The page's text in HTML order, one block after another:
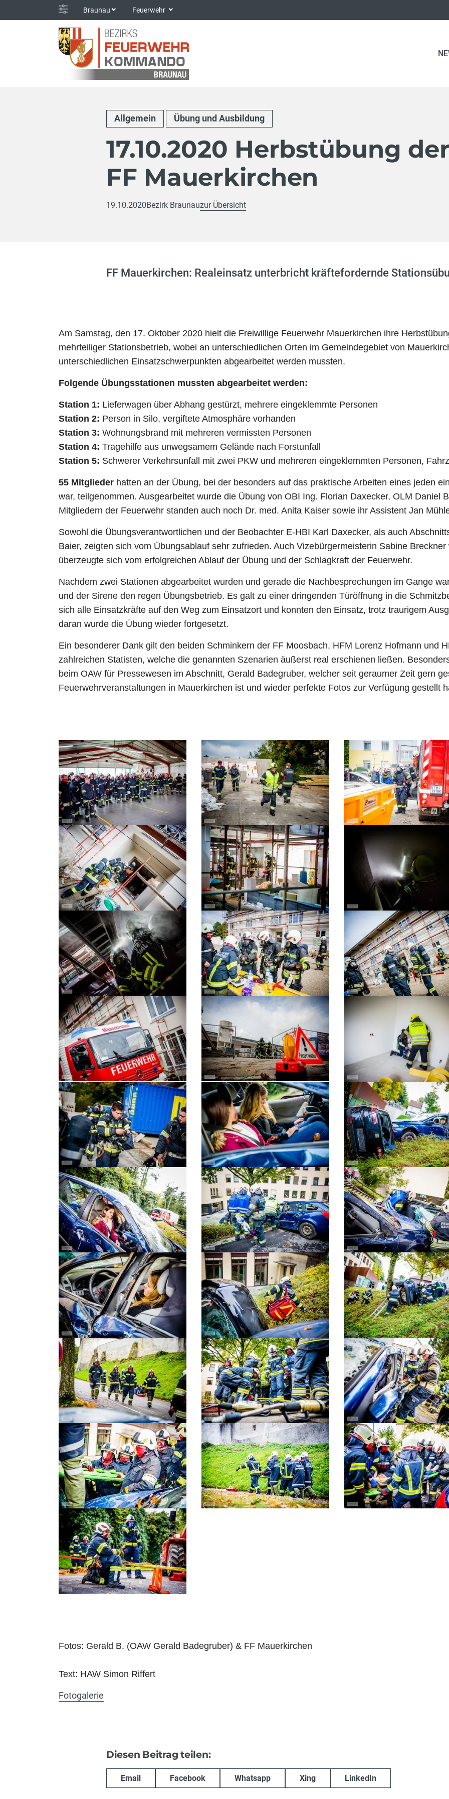
Braunau Feuerwehr
Allgemein Übung und Ausbildung
17.10.2020 Herbstübung
FF Mauerkirchen
19.10.2020Bezirk Braunauzur Übersicht
FF Mauerkirchen: Realeinsatz unterbricht kräftefordernde
Am Samstag, den 17. Oktober 2020 hielt die Freiwillige Feuerwehr Mauerkirchen ihre
mehrteiliger Stationsbetrieb, wobei an unterschiedlichen Orten im Gemeindegebiet von
unterschiedlichen Einsatzschwerpunkten abgearbeitet werden mussten.
Folgende Übungsstationen mussten abgearbeitet werden:
Station 1: Lieferwagen über Abhang gestürzt, mehrere eingeklemmte Personen
Station 2: Person in Silo, vergiftete Atmosphäre vorhanden
Station 3: Wohnungsbrand mit mehreren vermissten Personen
Station 4: Tragehilfe aus unwegsamem Gelände nach Forstunfall
Station 5: Schwerer Verkehrsunfall mit zwei PKW und mehreren eingeklemmten Personen,
55 Mitglieder hatten an der Übung, bei der besonders auf das praktische Arbeiten eines jeden
war, teilgenommen. Ausgearbeitet wurde die Übung von OBI Ing. Florian Daxecker, OLM Daniel
Mitgliedern der Feuerwehr standen auch noch Dr. med. Anita Kaiser sowie ihr Assistent Jan
Sowohl die Übungsverantwortlichen und der Beobachter E-HBI Karl Daxecker, als auch
Baier, zeigten sich vom Übungsablauf sehr zufrieden. Auch Vizebürgermeisterin Sabine
überzeugte sich vom erfolgreichen Ablauf der Übung und der Schlagkraft der Feuerwehr.
Nachdem zwei Stationen abgearbeitet wurden und gerade die Nachbesprechungen im Gange
und der Sirene den regen Übungsbetrieb. Es galt zu einer dringenden Türöffnung in die
sich alle Einsatzkräfte auf den Weg zum Einsatzort und konnten den Einsatz, trotz traurigem
daran wurde die Übung wieder fortgesetzt.
Ein besonderer Dank gilt den beiden Schminkern der FF Moosbach, HFM Lorenz Hofmann und
zahlreichen Statisten, welche die genannten Szenarien äußerst real erschienen ließen.
beim OAW für Pressewesen im Abschnitt, Gerald Badegruber, welcher seit geraumer Zeit gern
Feuerwehrveranstaltungen in Mauerkirchen ist und wieder perfekte Fotos zur Verfügung gestellt
Fotos: Gerald B. (OAW Gerald Badegruber) & FF Mauerkirchen
Text: HAW Simon Riffert
Fotogalerie
Diesen Beitrag teilen:
Email Facebook Whatsapp Xing LinkedIn